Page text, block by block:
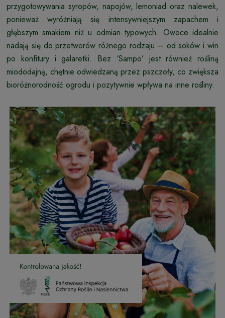
przygotowywania syropów, napojów, lemoniad oraz nalewek,
ponieważ wyróżniają się intensywniejszym zapachem i
głębszym smakiem niż u odmian typowych. Owoce idealnie
nadają się do przetworów różnego rodzaju – od soków i win
po konfitury i galaretki. Bez ‘Sampo’ jest również rośliną
miododajną, chętnie odwiedzaną przez pszczoły, co zwiększa
bioróżnorodność ogrodu i pozytywnie wpływa na inne rośliny.